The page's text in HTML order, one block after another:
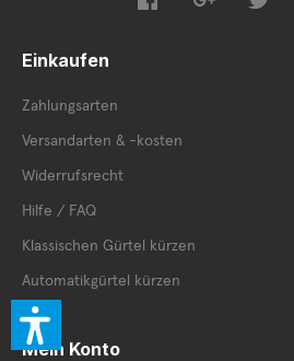
Einkaufen
Zahlungsarten
Versandarten & -kosten
Widerrufsrecht
Hilfe / FAQ
Klassischen Gürtel kürzen
Automatikgürtel kürzen
Mein Konto